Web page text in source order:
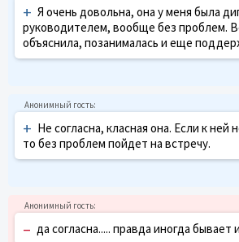
+ Я очень довольна, она у меня была
руководителем, вообще без проблем.
объяснила, позанималась и еще
+ Не согласна, класная она. Если к ней
то без проблем пойдет на встречу.
– да согласна..... правда иногда бывает